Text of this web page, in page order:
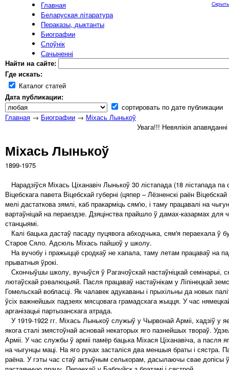
Главная
Беларуская літаратура
Пераказы, дыктанты
Биографии
Слоўнік
Сачыненні
Найти на сайте:
Где искать:
Каталог статей
Дата публикации:
сортировать по дате публикации
Скрыть
Главная → Биографии → Міхась Лынькоў
Увага!!! Невялікія
Міхась Лынькоў
1899-1975
Нарадзіўся Міхась Ціханавіч Лынькоў 30 лістапада (18 лістапада
Віцебскага павета Віцебскай губерні (цяпер – Лёзненскі раён
мелі дастаткова зямлі, каб пракарміць сям'ю, і таму працавалі на
вартаўніцай на пераездзе. Дзяцінства прайшло ў дамах-казармах для
станцыямі.
Калі бацька дастаў пасаду пуцявога абходчыка, сям'я пераехала ў
Старое Сяло. Адсюль Міхась пайшоў у школу.
На вучобу і пражыццё сродкаў не хапала, таму летам працаваў на
прыватныя ўрокі.
Скончыўшы школу, вучыўся ў Рагачоўскай настаўніцкай семінарыі,
лютаўскай рэвалюцыяй. Пасля працаваў настаўнікам у Ліпінецкай
Гомельскай вобласці. Як чалавек адукаваны і прыхільны да новых
ўсіх важнейшых падзеях мясцовага грамадскага жыцця. У час
арганізацыі партызанскага атрада.
У 1919-1922 гг. Міхась Лынькоў служыў у Чырвонай Арміі, хадзіў у
якога сталі змястоўнай асновай некаторых яго пазнейшых твораў.
Арміі. У час службы ў арміі памёр бацька Міхася Ціханавіча, а пасля
на чыгунцы маці. На яго руках засталіся два меншыя браты і сястра.
раёна. У гэты час стаў актыўным селькорам, дасылаючы свае допісы